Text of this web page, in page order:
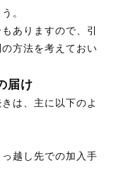
。
ありますので、引
方法を考えておい
届け
は、主に以下のよ
越し先での加入手